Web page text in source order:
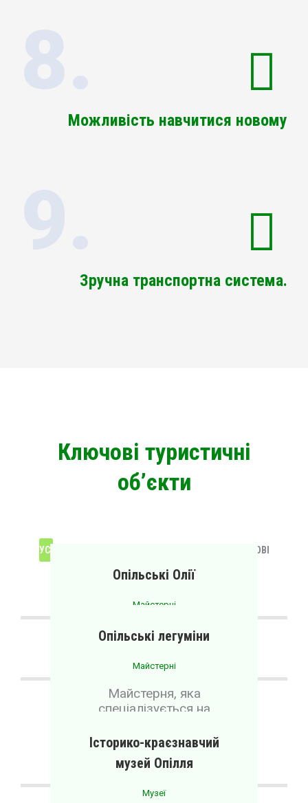
Можливість навчитися новому
Зручна транспортна система.
Ключові туристичні
об’єкти
УСІ КУЛЬТОВІ
МАЙСТЕРНІ МУЗЕЇ ПРОЖИВАННЯ
Опільські Олії
Майстерні
Місцеве виробництво олії.
Опільські легуміни
Майстерні
Майстерня, яка
спеціалізується на
продукції.
Історико-краєзнавчий
музей Опілля
Музеї